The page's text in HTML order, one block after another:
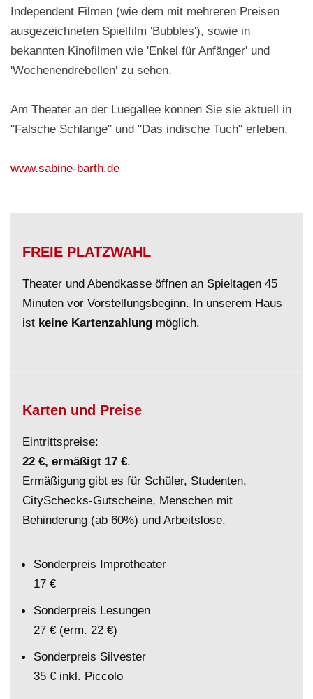
Independent Filmen (wie dem mit mehreren Preisen
ausgezeichneten Spielfilm 'Bubbles'), sowie in
bekannten Kinofilmen wie 'Enkel für Anfänger' und
'Wochenendrebellen' zu sehen.
Am Theater an der Luegallee können Sie sie aktuell in
"Falsche Schlange" und "Das indische Tuch" erleben.
www.sabine-barth.de
FREIE PLATZWAHL
Theater und Abendkasse öffnen an Spieltagen 45
Minuten vor Vorstellungsbeginn. In unserem Haus
ist keine Kartenzahlung möglich.
Karten und Preise
Eintrittspreise:
22 €, ermäßigt 17 €.
Ermäßigung gibt es für Schüler, Studenten,
CitySchecks-Gutscheine, Menschen mit
Behinderung (ab 60%) und Arbeitslose.
Sonderpreis Improtheater
17 €
Sonderpreis Lesungen
27 € (erm. 22 €)
Sonderpreis Silvester
35 € inkl. Piccolo